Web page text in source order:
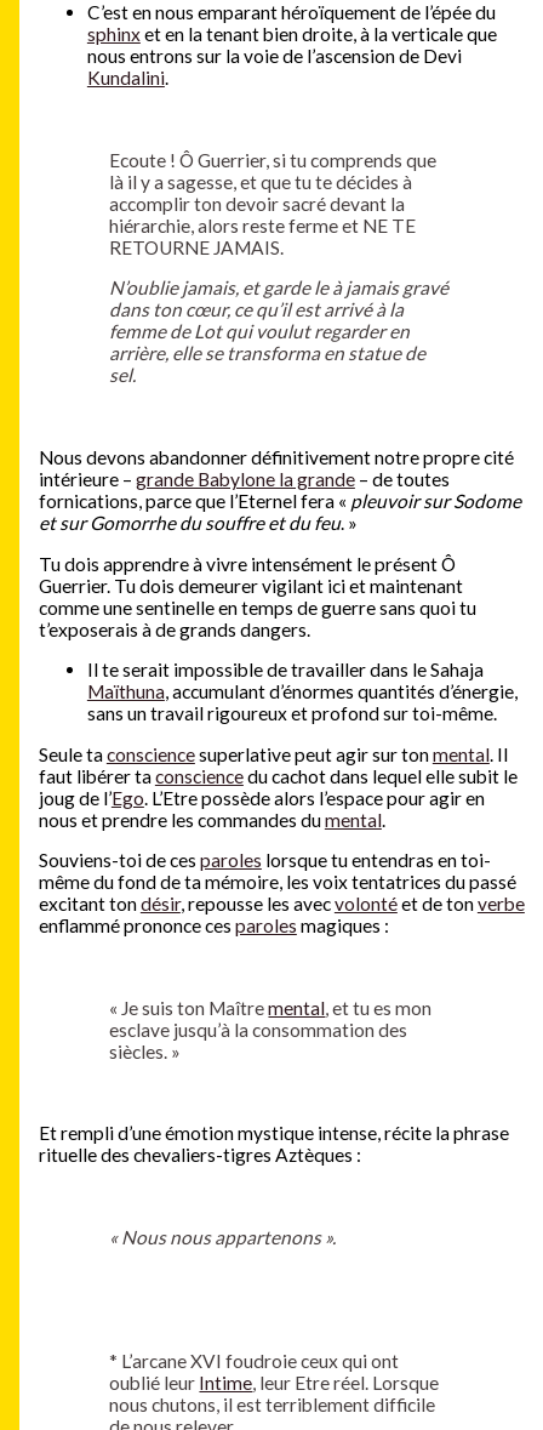
C’est en nous emparant héroïquement de l’épée du
sphinxet en la tenant bien droite, à la verticale que
nous entrons sur la voie de l’ascension de Devi
Kundalini.
Ecoute ! Ô Guerrier, si tu comprends que
là il y a sagesse, et que tu te décides à
accomplir ton devoir sacré devant la
hiérarchie, alors reste ferme et NE TE
RETOURNE JAMAIS.
N’oublie jamais, et garde le à jamais gravé
dans ton cœur, ce qu’il est arrivé à la
femme de Lot qui voulut regarder en
arrière, elle se transforma en statue de
sel.
Nous devons abandonner définitivement notre propre cité
intérieure – grande Babylone la grande– de toutes
fornications, parce que l’Eternel fera « pleuvoir sur Sodome
et sur Gomorrhe du souffre et du feu. »
Tu dois apprendre à vivre intensément le présent Ô
Guerrier. Tu dois demeurer vigilant ici et maintenant
comme une sentinelle en temps de guerre sans quoi tu
t’exposerais à de grands dangers.
Il te serait impossible de travailler dans le Sahaja
Maïthuna, accumulant d’énormes quantités d’énergie,
sans un travail rigoureux et profond sur toi-même.
Seule taconsciencesuperlative peut agir sur tonmental. Il
faut libérer taconsciencedu cachot dans lequel elle subit le
joug de l’Ego . L’Etre possède alors l’espace pour agir en
nous et prendre les commandes dumental.
Souviens-toi de ces paroles lorsque tu entendras en toi-
même du fond de ta mémoire, les voix tentatrices du passé
excitant tondésir, repousse les avecvolontéet de tonverbe
enflammé prononce ces paroles magiques :
« Je suis ton Maîtremental, et tu es mon
esclave jusqu’à la consommation des
siècles. »
Et rempli d’une émotion mystique intense, récite la phrase
rituelle des chevaliers-tigres Aztèques :
« Nous nous appartenons ».
* L’arcane XVI foudroie ceux qui ont
oublié leur Intime , leur Etre réel. Lorsque
nous chutons, il est terriblement difficile